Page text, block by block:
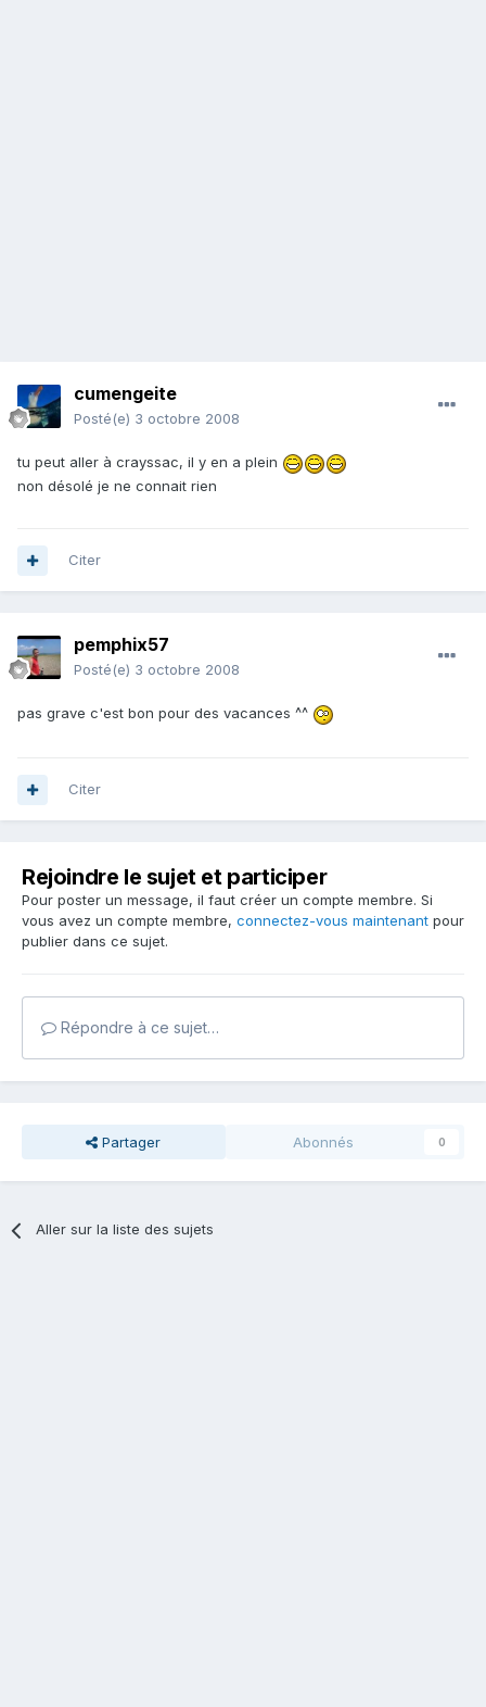
cumengeite
Posté(e) 3 octobre 2008
tu peut aller à crayssac, il y en a plein
non désolé je ne connait rien
Citer
pemphix57
Posté(e) 3 octobre 2008
pas grave c'est bon pour des vacances ^^
Citer
Rejoindre le sujet et participer
Pour poster un message, il faut créer un compte membre. Si
vous avez un compte membre, connectez-vous maintenant pour
publier dans ce sujet.
Répondre à ce sujet…
Partager Abonnés 0
Aller sur la liste des sujets